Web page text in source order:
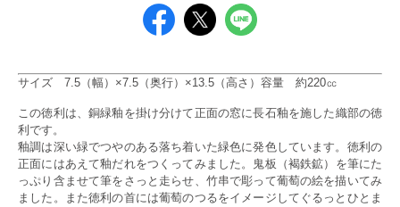
サイズ 7.5（幅）×7.5 （奥行）×13.5 （高さ）容量 約220㏄
この徳利は、銅緑釉を掛け分けて正面の窓に長石釉を施した織部の徳
利です。
釉調は深い緑でつやのある落ち着いた緑色に発色しています。徳利の
正面にはあえて釉だれをつくってみました。
鬼板（褐鉄鉱）を筆にた
っぷり含ませて筆をさっと走らせ、竹串で彫って葡萄の絵を描いてみ
ました。また徳利の首には葡萄のつるをイメージしてぐるっとひとま